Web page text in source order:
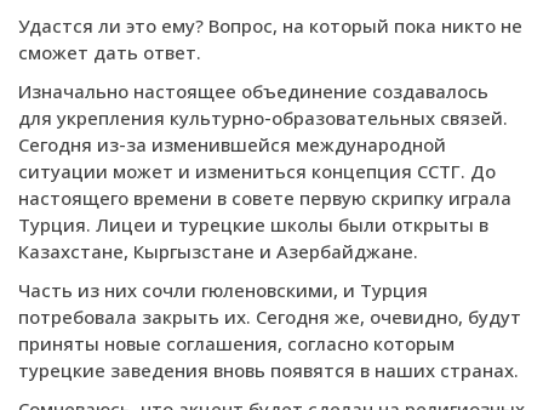
Удастся ли это ему? Вопрос, на который пока никто не
сможет дать ответ.
Изначально настоящее объединение создавалось
для укрепления культурно-образовательных связей.
Сегодня из-за изменившейся международной
ситуации может и измениться концепция ССТГ. До
настоящего времени в совете первую скрипку играла
Турция. Лицеи и турецкие школы были открыты в
Казахстане, Кыргызстане и Азербайджане.
Часть из них сочли гюленовскими, и Турция
потребовала закрыть их. Сегодня же, очевидно, будут
приняты новые соглашения, согласно которым
турецкие заведения вновь появятся в наших странах.